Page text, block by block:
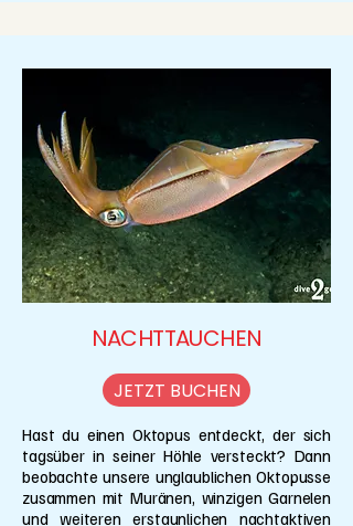
NACHTTAUCHEN
JETZT BUCHEN
Hast du einen Oktopus entdeckt, der sich
tagsüber in seiner Höhle versteckt? Dann
beobachte unsere unglaublichen Oktopusse
zusammen mit Muränen, winzigen Garnelen
und weiteren erstaunlichen nachtaktiven